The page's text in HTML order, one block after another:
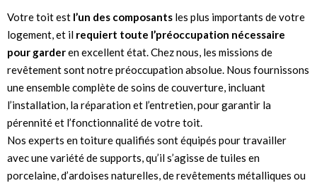
Votre toit est l’un des composants les plus importants de votre
logement, et il requiert toute l’préoccupation nécessaire
pour garderen excellent état. Chez nous, les missions de
revêtement sont notre préoccupation absolue. Nous fournissons
une ensemble complète de soins de couverture, incluant
l’installation, la réparation et l’entretien, pour garantir la
pérennité et l’fonctionnalité de votre toit.
Nos experts en toiture qualifiés sont équipés pour travailler
avec une variété de supports, qu’il s’agisse de tuiles en
porcelaine, d’ardoises naturelles, de revêtements métalliques ou